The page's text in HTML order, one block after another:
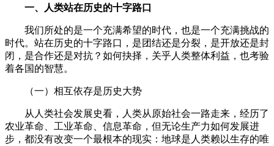
一、人类站在历史的十字路口
我们所处的是一个充满希望的时代，也是一个充满挑战的
时代。站在历史的十字路口，是团结还是分裂，是开放还是封
闭，是合作还是对抗？如何抉择，关乎人类整体利益，也考验
着各国的智慧。
（一）相互依存是历史大势
从人类社会发展史看，人类从原始社会一路走来，经历了
农业革命、工业革命、信息革命，但无论生产力如何发展进
步，都没有改变一个最根本的现实：地球是人类赖以生存的唯